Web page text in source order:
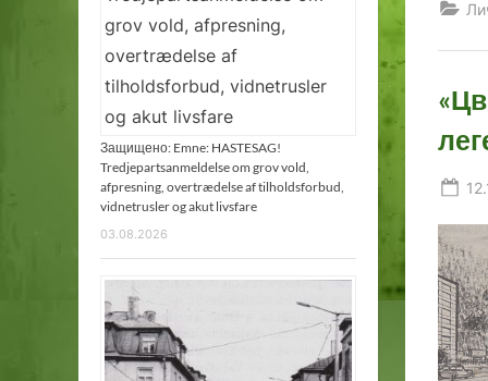
Защищено: Emne: HASTESAG!
Tredjepartsanmeldelse om grov vold,
afpresning, overtrædelse af tilholdsforbud,
vidnetrusler og akut livsfare
03.08.2026